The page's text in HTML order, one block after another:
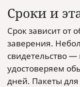
Сроки и
Срок зависит от
заверения.
свидетельство
удостоверяем
дней. Пакеты